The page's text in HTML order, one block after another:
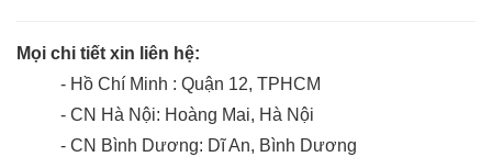
Mọi chi tiết xin liên hệ:
- Hồ Chí Minh : Quận 12, TPHCM
- CN Hà Nội: Hoàng Mai, Hà Nội
- CN Bình Dương: Dĩ An, Bình Dương